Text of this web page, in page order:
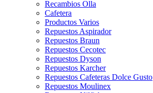
Recambios Olla
Cafetera
Productos Varios
Repuestos Aspirador
Repuestos Braun
Repuestos Cecotec
Repuestos Dyson
Repuestos Karcher
Repuestos Cafeteras Dolce Gusto
Repuestos Moulinex